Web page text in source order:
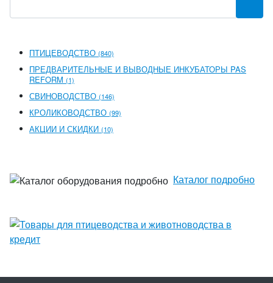
ПТИЦЕВОДСТВО (840)
ПРЕДВАРИТЕЛЬНЫЕ И ВЫВОДНЫЕ ИНКУБАТОРЫ PAS
REFORM (1)
СВИНОВОДСТВО (146)
КРОЛИКОВОДСТВО (99)
АКЦИИ И СКИДКИ (10)
Каталог подробно